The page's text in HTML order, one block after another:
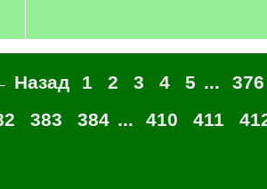
Назад 1 2 3 4 5 ...
376
383 384 ... 410 411